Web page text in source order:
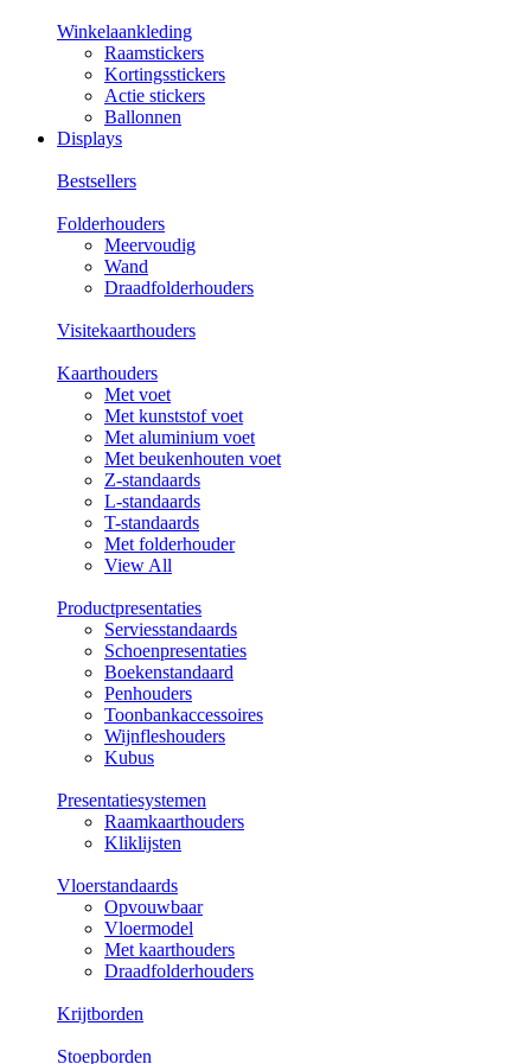
Winkelaankleding
Raamstickers
Kortingsstickers
Actie stickers
Ballonnen
Displays
Bestsellers
Folderhouders
Meervoudig
Wand
Draadfolderhouders
Visitekaarthouders
Kaarthouders
Met voet
Met kunststof voet
Met aluminium voet
Met beukenhouten voet
Z-standaards
L-standaards
T-standaards
Met folderhouder
View All
Productpresentaties
Serviesstandaards
Schoenpresentaties
Boekenstandaard
Penhouders
Toonbankaccessoires
Wijnfleshouders
Kubus
Presentatiesystemen
Raamkaarthouders
Kliklijsten
Vloerstandaards
Opvouwbaar
Vloermodel
Met kaarthouders
Draadfolderhouders
Krijtborden
Stoepborden